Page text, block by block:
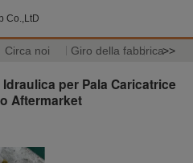
Co.,LtD
Circa noi Giro della fabbrica>>
per Pala Caricatrice
Aftermarket